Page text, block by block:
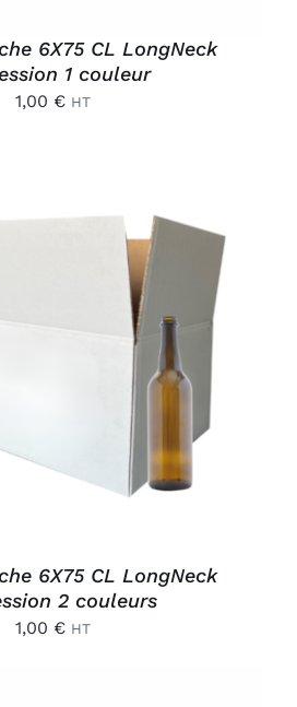
6X75 CL LongNeck
1 couleur
1,00 € HT
/
6X75 CL LongNeck
2 couleurs
1,00 € HT